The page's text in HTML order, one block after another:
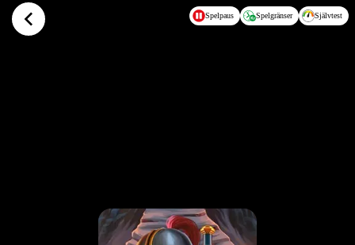
Hoppa till huvudinnehållet Spelpaus Spelgränser Självtest